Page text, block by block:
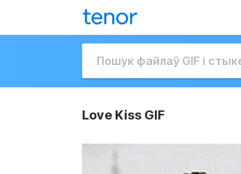
Love Kiss GIF